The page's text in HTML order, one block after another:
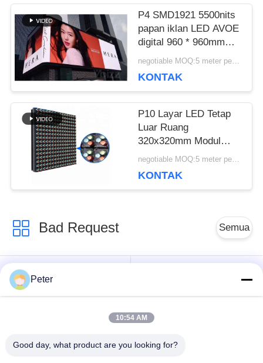
PETA
SITUS
KEBIJAKAN
PRIBADI
P4 SMD1921 5500nits
papan iklan LED AVOE
digital 960 * 960mm
Kabinet
negotiable MOQ:5 meter persegi
KONTAK
P10 Layar LED Tetap
Luar Ruang
320x320mm Modul
LED AVOE
negotiable MOQ:5 meter persegi
KONTAK
Bad Request Semua
Layar LED tetap di
luar ruangan
Tampilan LED sewa
Peter
10:54 AM
Good day, what product are you looking for?